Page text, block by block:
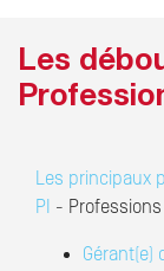
Les
Les principaux
PI -
Gérant(e)